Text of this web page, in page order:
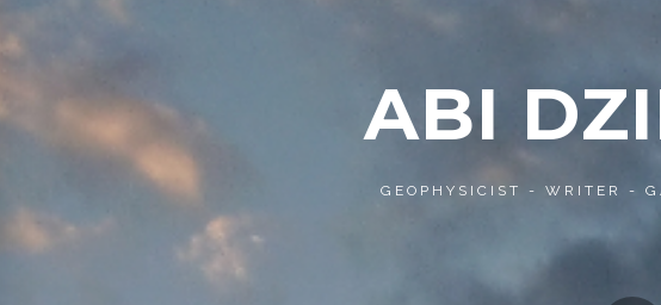
ABI
GEOPHYSICIST - WRITER -